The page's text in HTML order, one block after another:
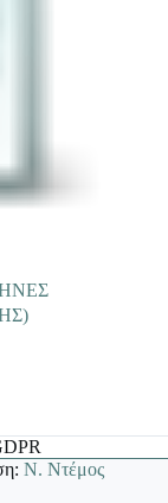
Ν. Ντέμος